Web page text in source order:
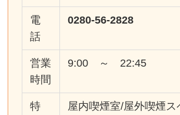
電
話
0280-56-2828
営業
時間
9:00 ～ 22:45
特
屋内喫煙室/屋外喫煙ス